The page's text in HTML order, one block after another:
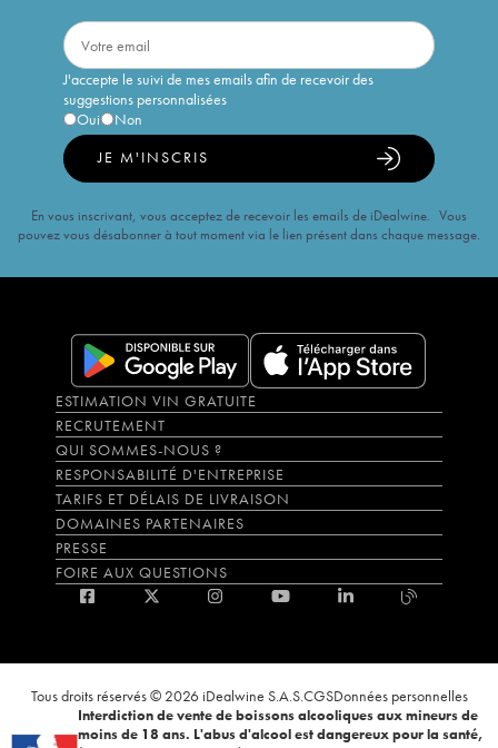
J'accepte le suivi de mes emails afin de recevoir des
suggestions personnalisées
Oui
Non
JE M'INSCRIS
En vous inscrivant, vous acceptez de recevoir les emails de iDealwine. Vous
pouvez vous désabonner à tout moment via le lien présent dans chaque message.
ESTIMATION VIN GRATUITE
RECRUTEMENT
QUI SOMMES-NOUS ?
RESPONSABILITÉ D'ENTREPRISE
TARIFS ET DÉLAIS DE LIVRAISON
DOMAINES PARTENAIRES
PRESSE
FOIRE AUX QUESTIONS
Tous droits réservés © 2026 iDealwine S.A.S.CGSDonnées personnelles
Interdiction de vente de boissons alcooliques aux mineurs de
moins de 18 ans. L'abus d'alcool est dangereux pour la santé,